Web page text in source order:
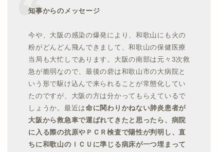
知事からのメッセージ
今や、大阪の感染の爆発により、和歌山にも火の
粉がどんどん飛んできまして、和歌山の保健医療
当局も大忙しであります。大阪の南部は元々3次救
急が脆弱なので、最後の砦は和歌山市の大病院と
いう形で駆け込んで来られることが常態化してい
たのですが、大阪の方は分かってもらえているで
しょうか。最近は命に関わりかねない肺炎患者が
大阪から救急車で運ばれてきたと思ったら、病院
に入る際の抗原やＰＣＲ検査で陽性が判明し、直
ちに和歌山のＩＣＵに準じる病床が一つ埋まって